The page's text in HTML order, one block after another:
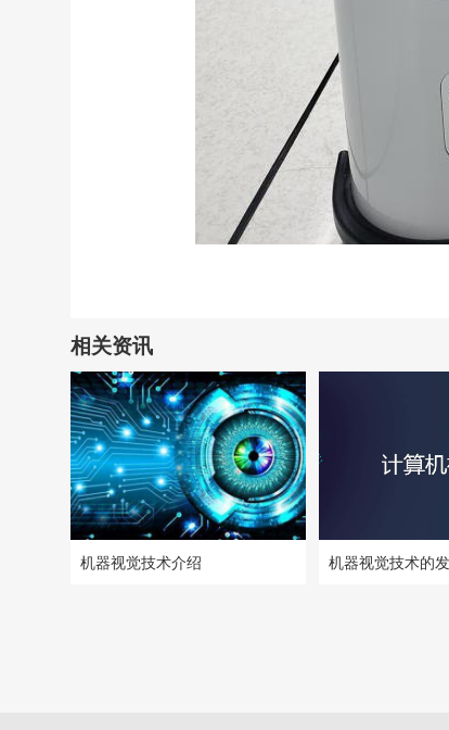
相关资讯
机器视觉技术介绍 机器视觉技术的